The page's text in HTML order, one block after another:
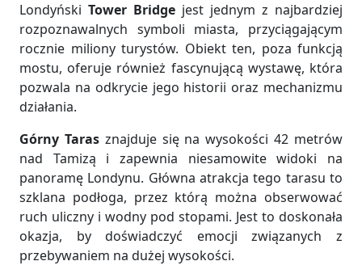
Londyński Tower Bridge jest jednym z najbardziej
rozpoznawalnych symboli miasta, przyciągającym
rocznie miliony turystów. Obiekt ten, poza funkcją
mostu, oferuje również fascynującą wystawę, która
pozwala na odkrycie jego historii oraz mechanizmu
działania.
Górny Tarasznajduje się na wysokości 42 metrów
nad Tamizą i zapewnia niesamowite widoki na
panoramę Londynu. Główna atrakcja tego tarasu to
szklana podłoga, przez którą można obserwować
ruch uliczny i wodny pod stopami. Jest to doskonała
okazja, by doświadczyć emocji związanych z
przebywaniem na dużej wysokości.